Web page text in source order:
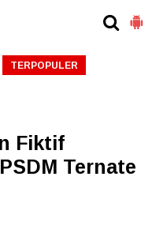
TERPOPULER
Fiktif
Ternate